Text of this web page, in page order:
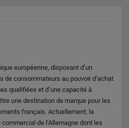
européenne, disposant d’un
de consommateurs au pouvoir d’achat
qualifiées et d’une capacité à
une destination de marque pour les
français. Actuellement, la
commercial de l’Allemagne dont les